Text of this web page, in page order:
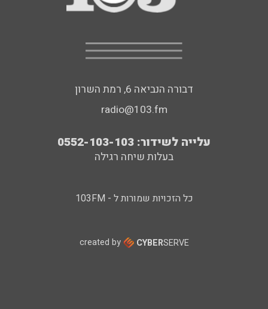
דבורה הנביאה 6, רמת השרון
radio@103.fm
עלייה לשידור: 0552-103-103
בעלות שיחה רגילה
כל הזכויות שמורות ל - 103FM
created by CYBERSERVE